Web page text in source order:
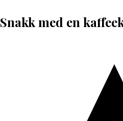
Snakk med en